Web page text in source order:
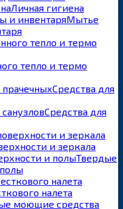
Личная гигиена
Мытье
тепло и термо
Средства для
Средства для
и зеркала
Твердые
налета